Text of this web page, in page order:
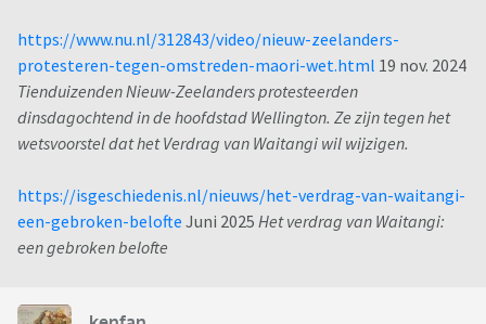
https://www.nu.nl/312843/video/nieuw-zeelanders-
protesteren-tegen-omstreden-maori-wet.html 19 nov. 2024
Tienduizenden Nieuw-Zeelanders protesteerden
dinsdagochtend in de hoofdstad Wellington. Ze zijn tegen het
wetsvoorstel dat het Verdrag van Waitangi wil wijzigen.
https://isgeschiedenis.nl/nieuws/het-verdrag-van-waitangi-
een-gebroken-belofte Juni 2025 Het verdrag van Waitangi:
een gebroken belofte